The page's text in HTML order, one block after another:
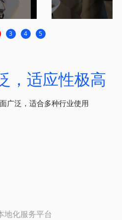
3 4 5
，适应性极高
广泛，适合多种行业使用
地化服务平台